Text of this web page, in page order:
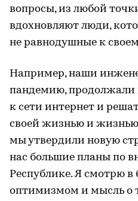
вопросы, из любой
вдохновляют люди,
не равнодушные к
Например, наши
пандемию, продолжали
к сети интернет и
своей жизнью и
мы утвердили новую
нас большие планы по
Республике. Я смотрю в
оптимизмом и мысль о